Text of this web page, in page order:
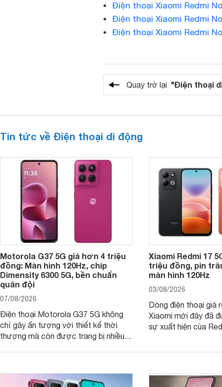
Điện thoại Xiaomi Redmi
Điện thoại Xiaomi Redmi
Điện thoại Xiaomi Redmi
Quay trở lại "Điện thoại
Tin tức về Điện thoại di động
Motorola G37 5G giá hơn 4 triệu
đồng: Màn hình 120Hz, chip
Dimensity 6300 5G, bền chuẩn
quân đội
07/08/2026
Điện thoại Motorola G37 5G không
chỉ gây ấn tượng với thiết kế thời
thượng mà còn được trang bị nhiều
Xiaomi Redmi 17
triệu đồng, pin
màn hình 120Hz
03/08/2026
Dòng điện thoại giá
Xiaomi mới đây đã
sự xuất hiện của